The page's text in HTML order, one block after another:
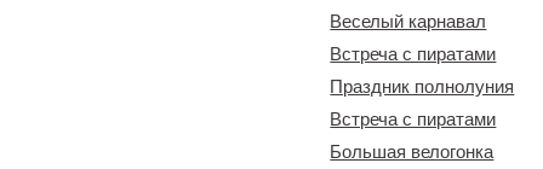
Веселый карнавал
Встреча с пиратами
Праздник полнолуния
Встреча с пиратами
Большая велогонка